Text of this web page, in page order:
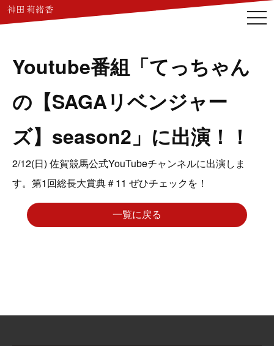
Youtube番組「てっちゃん
の【SAGAリベンジャー
ズ】season2」に出演！！
2/12(日) 佐賀競馬公式YouTubeチャンネルに出演しま
す。第1回総長大賞典＃11 ぜひチェックを！
一覧に戻る